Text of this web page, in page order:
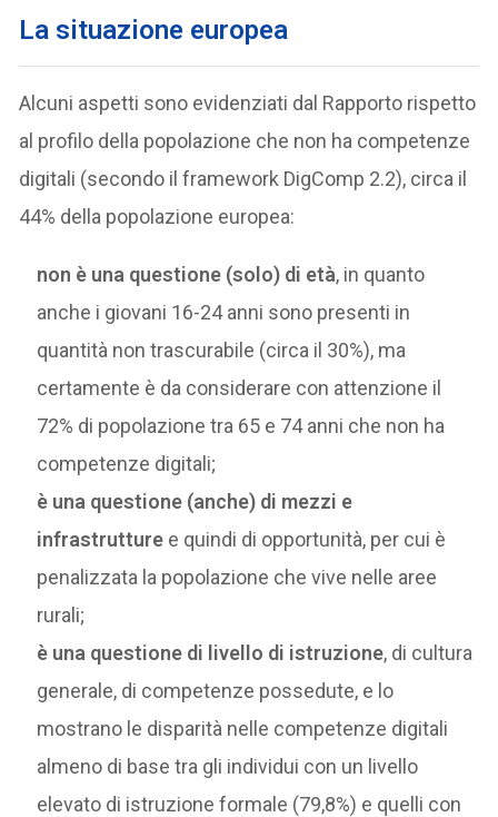
La situazione europea
Alcuni aspetti sono evidenziati dal Rapporto rispetto
al profilo della popolazione che non ha competenze
digitali (secondo il framework DigComp 2.2), circa il
44% della popolazione europea:
non è una questione (solo) di età, in quanto
anche i giovani 16-24 anni sono presenti in
quantità non trascurabile (circa il 30%), ma
certamente è da considerare con attenzione il
72% di popolazione tra 65 e 74 anni che non ha
competenze digitali;
è una questione (anche) di mezzi e
infrastrutture e quindi di opportunità, per cui è
penalizzata la popolazione che vive nelle aree
rurali;
è una questione di livello di istruzione, di cultura
generale, di competenze possedute, e lo
mostrano le disparità nelle competenze digitali
almeno di base tra gli individui con un livello
elevato di istruzione formale (79,8%) e quelli con